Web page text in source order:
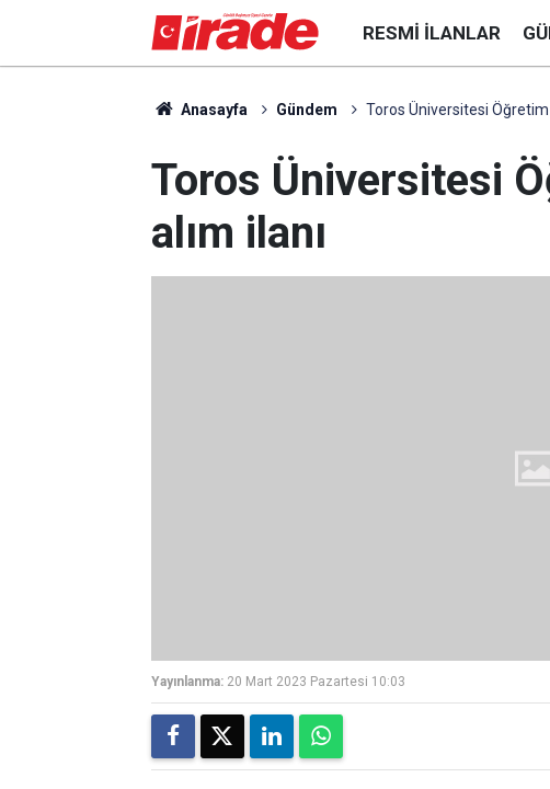
RESMI İLANLAR
Anasayfa Gündem Toros Üniversitesi Öğretim
Toros Üniversitesi
alım ilanı
Yayınlanma: 20 Mart 2023 Pazartesi 10:03